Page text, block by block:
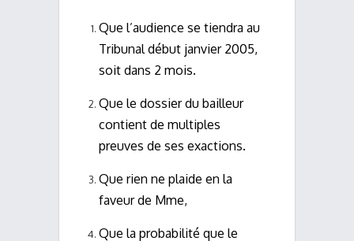
Que l’audience se tiendra au
Tribunal début janvier 2005,
soit dans 2 mois.
Que le dossier du bailleur
contient de multiples
preuves de ses exactions.
Que rien ne plaide en la
faveur de Mme,
Que la probabilité que le